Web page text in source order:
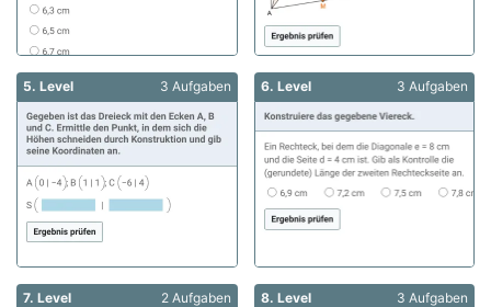
5. Level 3 Aufgaben 6. Level 3 Aufgaben
7. Level 2 Aufgaben 8. Level 3 Aufgaben